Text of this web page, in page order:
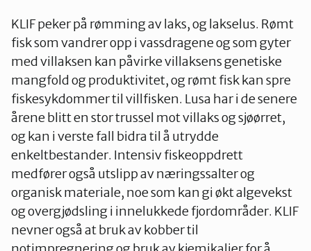
KLIF peker på rømming av laks, og lakselus. Rømt
fisk som vandrer opp i vassdragene og som gyter
med villaksen kan påvirke villaksens genetiske
mangfold og produktivitet, og rømt fisk kan spre
fiskesykdommer til villfisken. Lusa har i de senere
årene blitt en stor trussel mot villaks og sjøørret,
og kan i verste fall bidra til å utrydde
enkeltbestander. Intensiv fiskeoppdrett
medfører også utslipp av næringssalter og
organisk materiale, noe som kan gi økt algevekst
og overgjødsling i innelukkede fjordområder. KLIF
nevner også at bruk av kobber til